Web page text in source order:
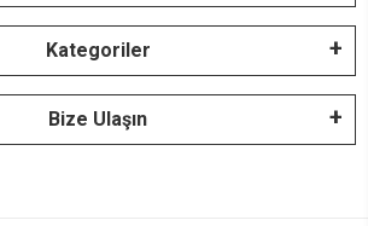
Kategoriler
Bize Ulaşın